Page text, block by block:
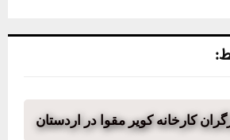
کارخانه کویر مقوا در اردستان